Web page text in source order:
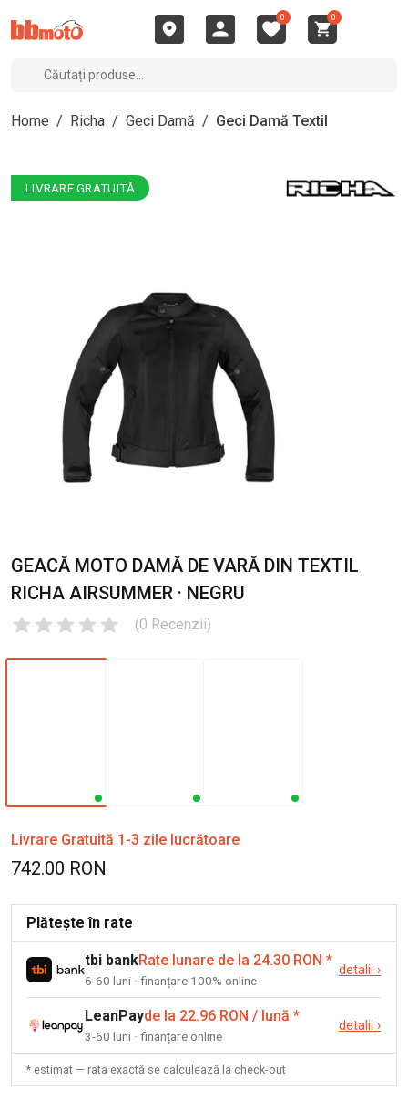
0 0
Home / Richa / Geci Damă / Geci Damă Textil
LIVRARE GRATUITĂ
GEACĂ MOTO DAMĂ DE VARĂ DIN TEXTIL
RICHA AIRSUMMER · NEGRU
(0 Recenzii)
Livrare Gratuită 1-3 zile lucrătoare
742.00 RON
Plătește în rate
tbi bankRate lunare de la 24.30 RON *
6-60 luni · finanțare 100% online
detalii ›
LeanPayde la 22.96 RON / lună *
3-60 luni · finanțare online
detalii ›
* estimat — rata exactă se calculează la check-out